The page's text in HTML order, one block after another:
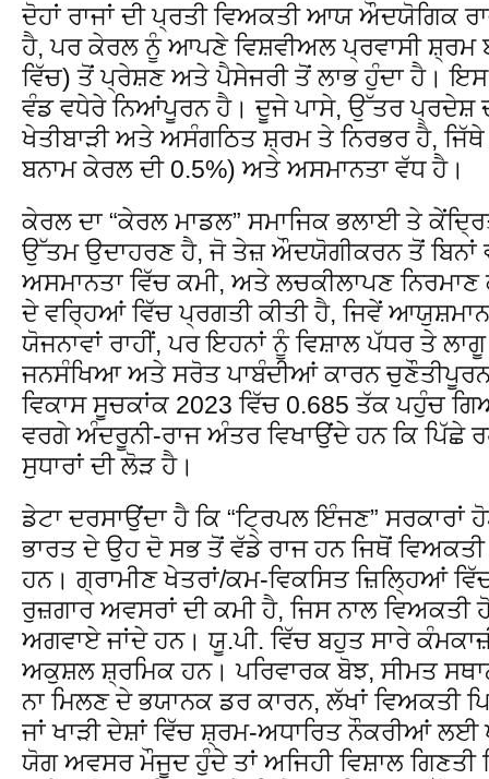
ਦੋਹਾਂ ਰਾਜਾਂ ਦੀ ਪ੍ਰਤੀ ਵਿਅਕਤੀ ਆਯ ਔਦਯੋਗਿਕ
ਹੈ, ਪਰ ਕੇਰਲ ਨੂੰ ਆਪਣੇ ਵਿਸ਼ਵੀਅਲ ਪ੍ਰਵਾਸੀ ਸ਼੍ਰਮ
ਵਿੱਚ) ਤੋਂ ਪ੍ਰੇਸ਼ਣ ਅਤੇ ਪੈਸੇਜਰੀ ਤੋਂ ਲਾਭ ਹੁੰਦਾ ਹੈ।
ਵੰਡ ਵਧੇਰੇ ਨਿਆਂਪੂਰਨ ਹੈ। ਦੂਜੇ ਪਾਸੇ, ਉੱਤਰ ਪ੍ਰਦੇਸ਼
ਖੇਤੀਬਾੜੀ ਅਤੇ ਅਸੰਗਠਿਤ ਸ਼੍ਰਮ ਤੇ ਨਿਰਭਰ ਹੈ,
ਬਨਾਮ ਕੇਰਲ ਦੀ 0.5%) ਅਤੇ ਅਸਮਾਨਤਾ ਵੱਧ ਹੈ।
ਕੇਰਲ ਦਾ “ਕੇਰਲ ਮਾਡਲ” ਸਮਾਜਿਕ ਭਲਾਈ ਤੇ
ਉੱਤਮ ਉਦਾਹਰਣ ਹੈ, ਜੋ ਤੇਜ਼ ਔਦਯੋਗੀਕਰਨ ਤੋਂ ਬਿਨਾਂ
ਅਸਮਾਨਤਾ ਵਿੱਚ ਕਮੀ, ਅਤੇ ਲਚਕੀਲਾਪਣ
ਦੇ ਵਰ੍ਹਿਆਂ ਵਿੱਚ ਪ੍ਰਗਤੀ ਕੀਤੀ ਹੈ, ਜਿਵੇਂ
ਯੋਜਨਾਵਾਂ ਰਾਹੀਂ, ਪਰ ਇਹਨਾਂ ਨੂੰ ਵਿਸ਼ਾਲ ਪੱਧਰ ਤੇ
ਜਨਸੰਖਿਆ ਅਤੇ ਸਰੋਤ ਪਾਬੰਦੀਆਂ ਕਾਰਨ ਚੁਣੌਤੀਪੂਰਨ
ਵਿਕਾਸ ਸੂਚਕਾਂਕ 2023 ਵਿੱਚ 0.685 ਤੱਕ ਪਹੁੰਚ
ਵਰਗੇ ਅੰਦਰੂਨੀ-ਰਾਜ ਅੰਤਰ ਵਿਖਾਉਂਦੇ ਹਨ ਕਿ ਪਿੱਛੇ
ਸੁਧਾਰਾਂ ਦੀ ਲੋੜ ਹੈ।
ਡੇਟਾ ਦਰਸਾਉਂਦਾ ਹੈ ਕਿ “ਟ੍ਰਿਪਲ ਇੰਜਣ” ਸਰਕਾਰਾਂ
ਭਾਰਤ ਦੇ ਉਹ ਦੋ ਸਭ ਤੋਂ ਵੱਡੇ ਰਾਜ ਹਨ ਜਿਥੋਂ
ਹਨ। ਗ੍ਰਾਮੀਣ ਖੇਤਰਾਂ/ਕਮ-ਵਿਕਸਿਤ ਜ਼ਿਲ੍ਹਿਆਂ
ਰੁਜ਼ਗਾਰ ਅਵਸਰਾਂ ਦੀ ਕਮੀ ਹੈ, ਜਿਸ ਨਾਲ ਵਿਅਕਤੀ
ਅਗਵਾਏ ਜਾਂਦੇ ਹਨ। ਯੂ.ਪੀ. ਵਿੱਚ ਬਹੁਤ ਸਾਰੇ
ਅਕੁਸ਼ਲ ਸ਼੍ਰਮਿਕ ਹਨ। ਪਰਿਵਾਰਕ ਬੋਝ, ਸੀਮਤ
ਨਾ ਮਿਲਣ ਦੇ ਭਯਾਨਕ ਡਰ ਕਾਰਨ, ਲੱਖਾਂ ਵਿਅਕਤੀ
ਜਾਂ ਖਾੜੀ ਦੇਸ਼ਾਂ ਵਿੱਚ ਸ਼੍ਰਮ-ਅਧਾਰਿਤ ਨੌਕਰੀਆਂ
ਯੋਗ ਅਵਸਰ ਮੌਜੂਦ ਹੁੰਦੇ ਤਾਂ ਅਜਿਹੀ ਵਿਸ਼ਾਲ ਗਿਣਤੀ